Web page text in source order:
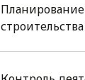
строительства